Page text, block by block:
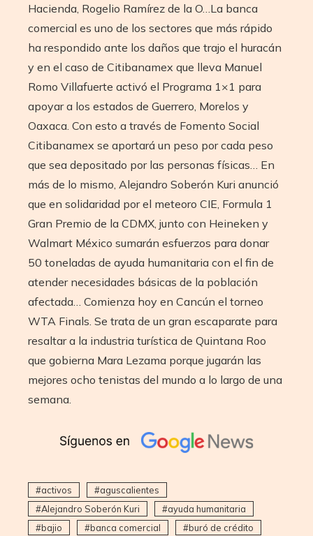
Hacienda, Rogelio Ramírez de la O…La banca
comercial es uno de los sectores que más rápido
ha respondido ante los daños que trajo el huracán
y en el caso de Citibanamex que lleva Manuel
Romo Villafuerte activó el Programa 1×1 para
apoyar a los estados de Guerrero, Morelos y
Oaxaca. Con esto a través de Fomento Social
Citibanamex se aportará un peso por cada peso
que sea depositado por las personas físicas… En
más de lo mismo, Alejandro Soberón Kuri anunció
que en solidaridad por el meteoro CIE, Formula 1
Gran Premio de la CDMX, junto con Heineken y
Walmart México sumarán esfuerzos para donar
50 toneladas de ayuda humanitaria con el fin de
atender necesidades básicas de la población
afectada… Comienza hoy en Cancún el torneo
WTA Finals. Se trata de un gran escaparate para
resaltar a la industria turística de Quintana Roo
que gobierna Mara Lezama porque jugarán las
mejores ocho tenistas del mundo a lo largo de una
semana.
activos
aguscalientes
Alejandro Soberón Kuri
ayuda humanitaria
bajio
banca comercial
buró de crédito